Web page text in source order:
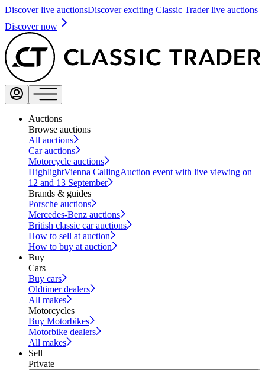
Discover live auctionsDiscover exciting Classic Trader live auctions
Discover now
Auctions
Browse auctions
All auctions
Car auctions
Motorcycle auctions
HighlightVienna CallingAuction event with live viewing on
12 and 13 September
Brands & guides
Porsche auctions
Mercedes-Benz auctions
British classic car auctions
How to sell at auction
How to buy at auction
Buy
Cars
Buy cars
Oldtimer dealers
All makes
Motorcycles
Buy Motorbikes
Motorbike dealers
All makes
Sell
Private